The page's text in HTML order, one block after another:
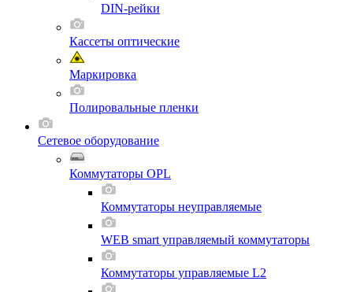
DIN-рейки
Кассеты оптические
Маркировка
Полировальные пленки
Сетевое оборудование
Коммутаторы OPL
Коммутаторы неуправляемые
WEB smart управляемый коммутаторы
Коммутаторы управляемые L2